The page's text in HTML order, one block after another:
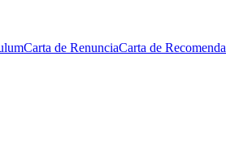
Carta de RenunciaCarta de